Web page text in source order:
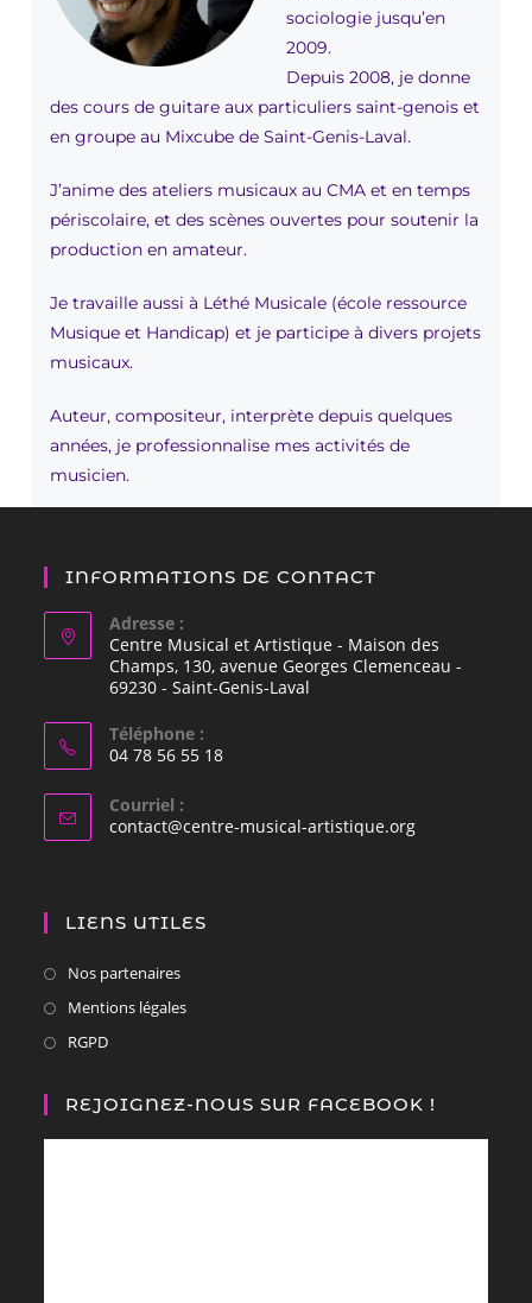
sociologie jusqu’en
2009.
Depuis 2008, je donne
des cours de guitare aux particuliers saint-genois et
en groupe au Mixcube de Saint-Genis-Laval.
J’anime des ateliers musicaux au CMA et en temps
périscolaire, et des scènes ouvertes pour soutenir la
production en amateur.
Je travaille aussi à Léthé Musicale (école ressource
Musique et Handicap) et je participe à divers projets
musicaux.
Auteur, compositeur, interprète depuis quelques
années, je professionnalise mes activités de
musicien.
INFORMATIONS DE CONTACT
Adresse :
Centre Musical et Artistique - Maison des
Champs, 130, avenue Georges Clemenceau -
69230 - Saint-Genis-Laval
Téléphone :
04 78 56 55 18
Courriel :
contact@centre-musical-artistique.org
LIENS UTILES
Nos partenaires
Mentions légales
RGPD
REJOIGNEZ-NOUS SUR FACEBOOK !